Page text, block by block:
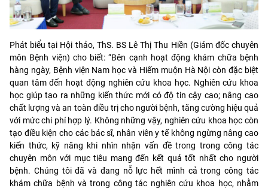
Phát biểu tại Hội thảo, ThS. BS Lê Thị Thu Hiền (Giám đốc chuyên
môn Bệnh viện) cho biết: “Bên cạnh hoạt động khám chữa bệnh
hàng ngày, Bệnh viện Nam học và Hiếm muộn Hà Nội còn đặc biệt
quan tâm đến hoạt động nghiên cứu khoa học. Nghiên cứu khoa
học giúp tạo ra những kiến thức mới có độ tin cậy cao; nâng cao
chất lượng và an toàn điều trị cho người bệnh, tăng cường hiệu quả
với mức chi phí hợp lý. Không những vậy, nghiên cứu khoa học còn
tạo điều kiện cho các bác sĩ, nhân viên y tế không ngừng nâng cao
kiến thức, kỹ năng khi nhìn nhận vấn đề trong trong công tác
chuyên môn với mục tiêu mang đến kết quả tốt nhất cho người
bệnh. Chúng tôi đã và đang nỗ lực hết mình cả trong công tác
khám chữa bệnh và trong công tác nghiên cứu khoa học, nhằm